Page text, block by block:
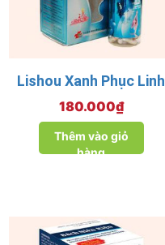
Lishou Xanh Phục Linh
180.000₫
Thêm vào giỏ
hàng